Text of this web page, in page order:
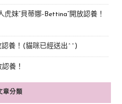
妹“貝蒂娜-Bettina”開放認養！
認養！(貓咪已經送出^^)
養！
章分類